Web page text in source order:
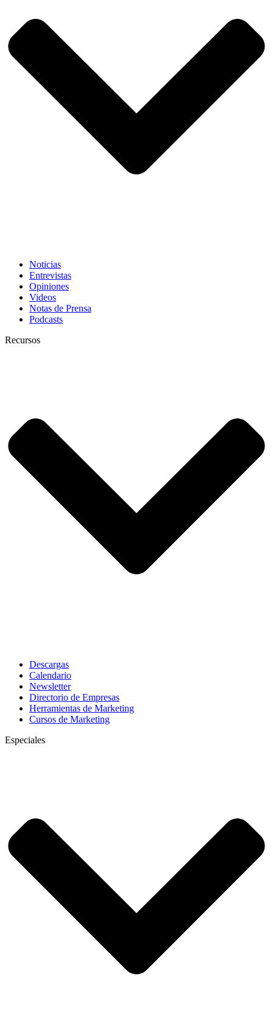
Noticias
Entrevistas
Opiniones
Videos
Notas de Prensa
Podcasts
Recursos
Descargas
Calendario
Newsletter
Directorio de Empresas
Herramientas de Marketing
Cursos de Marketing
Especiales